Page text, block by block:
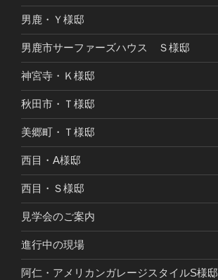
男鹿・Ｙ様邸
男鹿市サーファーズハウス Ｓ様邸
神宮寺・Ｋ様邸
秋田市・Ｔ様邸
美郷町・Ｔ様邸
西目・A様邸
西目・Ｓ様邸
見学会のご案内
進行中の現場
阿仁・アメリカンガレージスタイルS様邸